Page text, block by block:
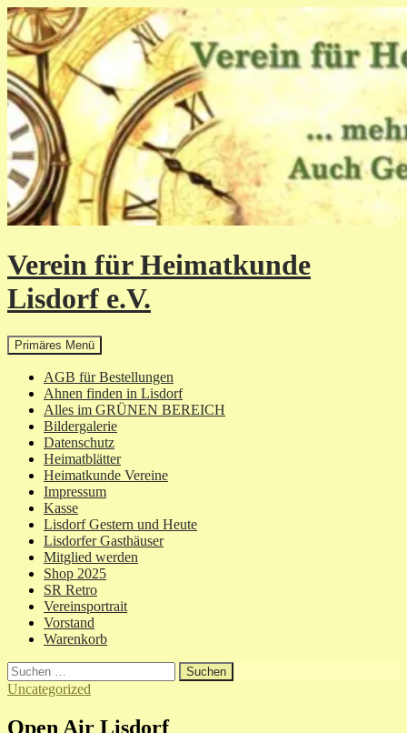
Zum
Inhalt
springen
Verein für Heimatkunde
Lisdorf e.V.
Suchen
Primäres Menü
AGB für Bestellungen
Ahnen finden in Lisdorf
Alles im GRÜNEN BEREICH
Bildergalerie
Datenschutz
Heimatblätter
Heimatkunde Vereine
Impressum
Kasse
Lisdorf Gestern und Heute
Lisdorfer Gasthäuser
Mitglied werden
Shop 2025
SR Retro
Vereinsportrait
Vorstand
Warenkorb
Suchen
nach:
Uncategorized
Open Air Lisdorf